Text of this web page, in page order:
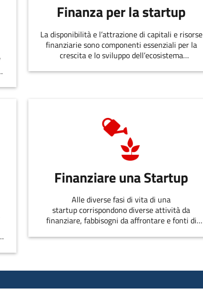
Finanza per la startup
La disponibilità e l’attrazione di capitali e risorse
finanziarie sono componenti essenziali per la
crescita e lo sviluppo dell’ecosistema
Finanziare una Startup
Alle diverse fasi di vita di una
startup corrispondono diverse attività da
finanziare, fabbisogni da affrontare e fonti di